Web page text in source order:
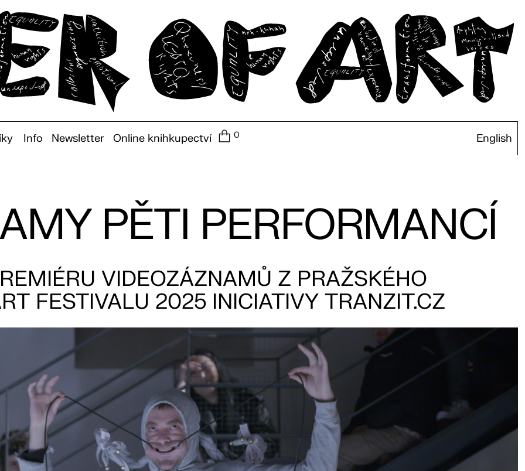
Info Newsletter Online knihkupectví 0 English
PĚTI PERFORMANCÍ
VIDEOZÁZNAMŮ Z PRAŽSKÉHO
FESTIVALU 2025 INICIATIVY TRANZIT.CZ